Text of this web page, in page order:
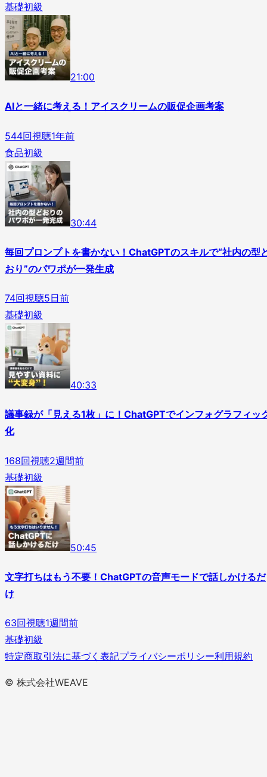
基礎初級
21:00
AIと一緒に考える！アイスクリームの販促企画考案
544回視聴1年前
食品初級
30:44
毎回プロンプトを書かない！ChatGPTのスキルで“社内の型
おり”のパワポが一発生成
74回視聴5日前
基礎初級
40:33
議事録が「見える1枚」に！ChatGPTでインフォグラフィッ
化
168回視聴2週間前
基礎初級
50:45
文字打ちはもう不要！ChatGPTの音声モードで話しかけるだ
け
63回視聴1週間前
基礎初級
特定商取引法に基づく表記プライバシーポリシー利用規約
© 株式会社WEAVE